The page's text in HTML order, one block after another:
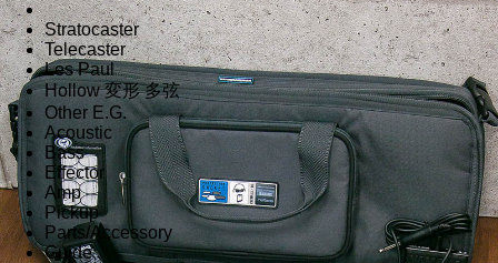
Stratocaster
Telecaster
Les Paul
Hollow 変形 多弦
Other E.G.
Acoustic
Bass
Effector
Amp
Pickup
Parts/Accessory
Guide